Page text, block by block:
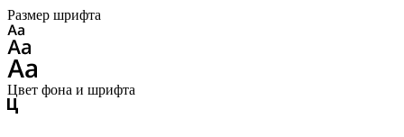
Размер шрифта
Цвет фона и шрифта